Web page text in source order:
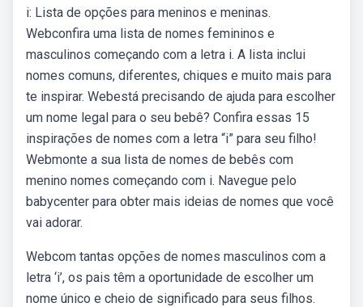
i: Lista de opções para meninos e meninas.
Webconfira uma lista de nomes femininos e
masculinos começando com a letra i. A lista inclui
nomes comuns, diferentes, chiques e muito mais para
te inspirar. Webestá precisando de ajuda para escolher
um nome legal para o seu bebê? Confira essas 15
inspirações de nomes com a letra “i” para seu filho!
Webmonte a sua lista de nomes de bebês com
menino nomes começando com i. Navegue pelo
babycenter para obter mais ideias de nomes que você
vai adorar.
Webcom tantas opções de nomes masculinos com a
letra ‘i’, os pais têm a oportunidade de escolher um
nome único e cheio de significado para seus filhos.